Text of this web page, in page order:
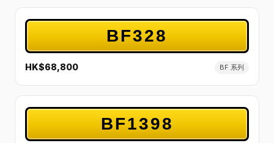
BF328
HK$68,800 BF 系列
BF1398